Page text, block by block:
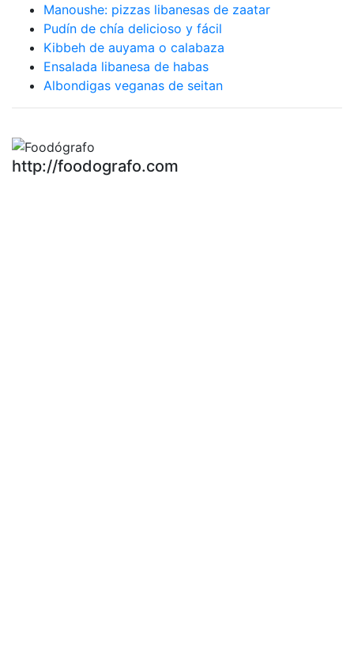
Manoushe: pizzas libanesas de zaatar
Pudín de chía delicioso y fácil
Kibbeh de auyama o calabaza
Ensalada libanesa de habas
Albondigas veganas de seitan
http://foodografo.com